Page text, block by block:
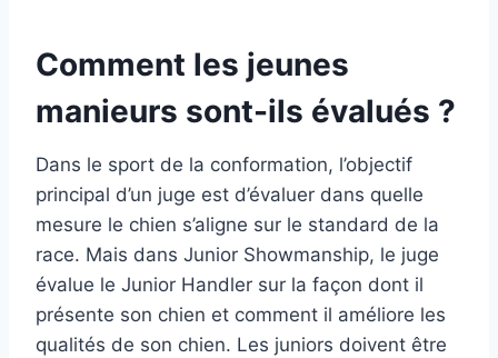
Comment les jeunes
manieurs sont-ils évalués ?
Dans le sport de la conformation, l’objectif
principal d’un juge est d’évaluer dans quelle
mesure le chien s’aligne sur le standard de la
race. Mais dans Junior Showmanship, le juge
évalue le Junior Handler sur la façon dont il
présente son chien et comment il améliore les
qualités de son chien. Les juniors doivent être